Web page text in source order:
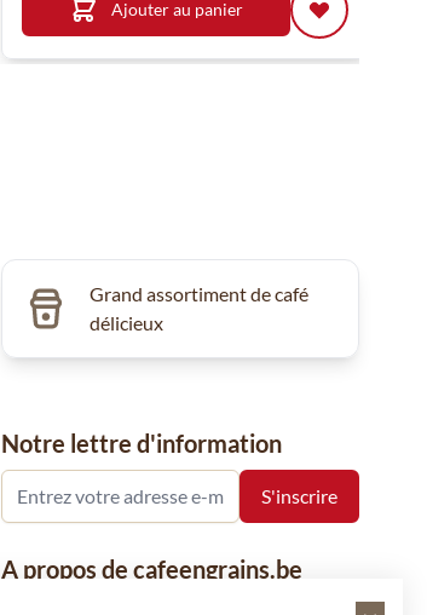
Ajouter au panier
Grand assortiment de café
délicieux
Notre lettre d'information
A propos de cafeengrains.be